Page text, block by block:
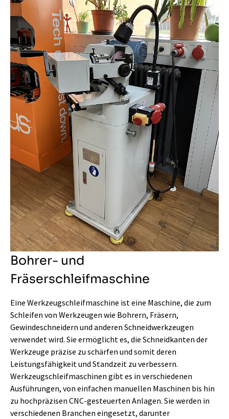
Bohrer- und
Fräserschleifmaschine
Eine Werkzeugschleifmaschine ist eine Maschine, die zum
Schleifen von Werkzeugen wie Bohrern, Fräsern,
Gewindeschneidern und anderen Schneidwerkzeugen
verwendet wird. Sie ermöglicht es, die Schneidkanten der
Werkzeuge präzise zu schärfen und somit deren
Leistungsfähigkeit und Standzeit zu verbessern.
Werkzeugschleifmaschinen gibt es in verschiedenen
Ausführungen, von einfachen manuellen Maschinen bis hin
zu hochpräzisen CNC-gesteuerten Anlagen. Sie werden in
verschiedenen Branchen eingesetzt, darunter